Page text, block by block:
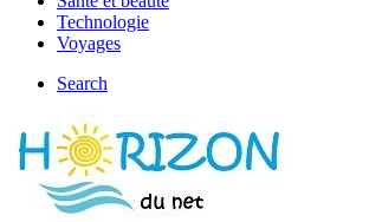
Technologie
Voyages
Search